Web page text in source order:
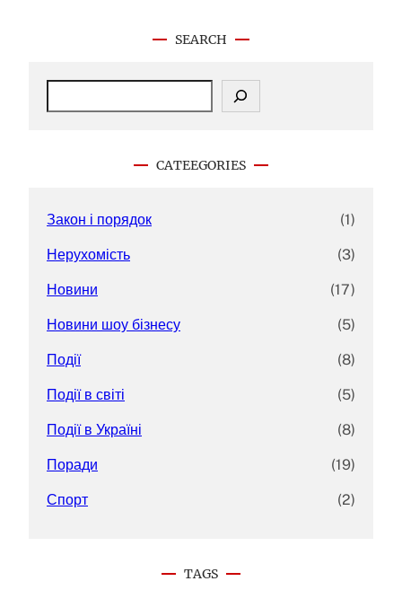
SEARCH
S
CATEEGORIES
Закон і порядок (1)
Нерухомість (3)
Новини (17)
Новини шоу бізнесу (5)
Події (8)
Події в світі (5)
Події в Україні (8)
Поради (19)
Спорт (2)
TAGS